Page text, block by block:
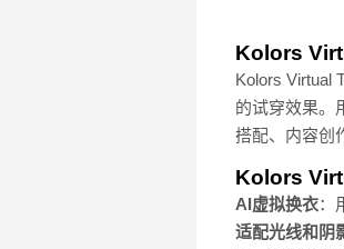
Kolors
Kolors Virtual
的试穿效果。
搭配、内容创
Kolors
AI虚拟换衣：
适配光线和阴